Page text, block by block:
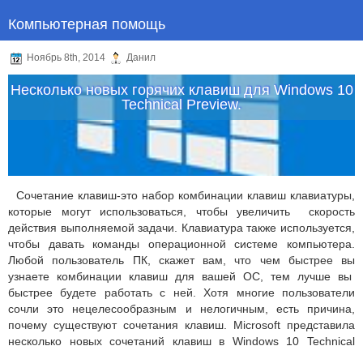
Компьютерная помощь
Ноябрь 8th, 2014 Данил
Несколько новых горячих клавиш для Windows 10
Technical Preview.
Сочетание клавиш-это набор комбинации клавиш клавиатуры,
которые могут использоваться, чтобы увеличить скорость
действия выполняемой задачи. Клавиатура также используется,
чтобы давать команды операционной системе компьютера.
Любой пользователь ПК, скажет вам, что чем быстрее вы
узнаете комбинации клавиш для вашей ОС, тем лучше вы
быстрее будете работать с ней. Хотя многие пользователи
сочли это нецелесообразным и нелогичным, есть причина,
почему существуют сочетания клавиш. Microsoft представила
несколько новых сочетаний клавиш в Windows 10 Technical